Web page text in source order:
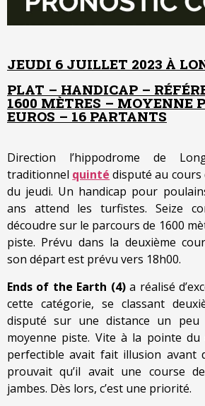
JEUDI 6 JUILLET 2023 À
PLAT – HANDICAP –
1600 MÈTRES – MOYENNE
EUROS – 16 PARTANTS
Direction l’hippodrome de
traditionnel quinté disputé au cours
du jeudi. Un handicap pour
ans attend les turfistes. Seize
découdre sur le parcours de 1600
piste. Prévu dans la deuxième
son départ est prévu vers 18h00.
Ends of the Earth (4)a réalisé
cette catégorie, se classant
disputé sur une distance un
moyenne piste. Vite à la pointe du
perfectible avait fait illusion avant
prouvait qu’il avait une course
jambes. Dès lors, c’est une priorité.